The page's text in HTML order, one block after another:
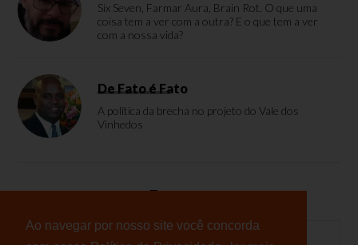
Ao navegar por nosso site você concorda
Six Seven, Farmar Aura, Brain Rot. O que uma
coisa tem a ver com a outra? E o que tem a ver
com a nossa vida?
De Fato é Fato
A política da brecha no projeto do Vale dos
Vinhedos
Enquete